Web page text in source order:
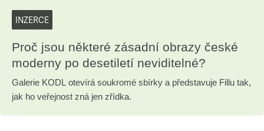
INZERCE
Proč jsou některé zásadní obrazy české
moderny po desetiletí neviditelné?
Galerie KODL otevírá soukromé sbírky a představuje Fillu tak,
jak ho veřejnost zná jen zřídka.